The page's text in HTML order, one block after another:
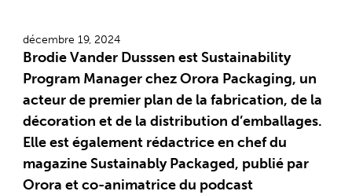
décembre 19, 2024
Brodie Vander Dusssen est Sustainability
Program Manager chez Orora Packaging, un
acteur de premier plan de la fabrication, de la
décoration et de la distribution d’emballages.
Elle est également rédactrice en chef du
magazine Sustainably Packaged, publié par
Orora et co-animatrice du podcast